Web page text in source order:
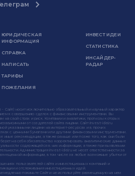
ЮРИДИЧЕСКАЯ
ИНФОРМАЦИЯ
СПРАВКА
НАПИСАТЬ
ТАРИФЫ
ПОЖЕЛАНИЯ
ИНВЕСТ ИДЕИ
СТАТИСТИКА
ИНСАЙДЕР-
РАДАР
Сайт) носит исключительно образовательный и научный характер
к совершению сделок с финансовыми инструментами. Вы
на свой страх и риск. Компании и аналитики, прогнозы которых
от создателей сайта лицами. Сайт invest-idei.ru
указанными лицами на интернет-ресурсах и в прочих
с ценными бумагами или другими финансовыми инструментами.
иные рекомендации, а также раньше или позже того, как они были
на себя обязательство корректировать аналитические данные
содержащейся в них информации, а также при выявлении
Администрация invest-idei.ru не несет ответственности за
информации, в том числе за любые возможные убытки от
пользователей сайта и инвестиционных компаний и
и отслеживания инвестиционных идей.
покиньте Сайт и не используйте размещенную на нем